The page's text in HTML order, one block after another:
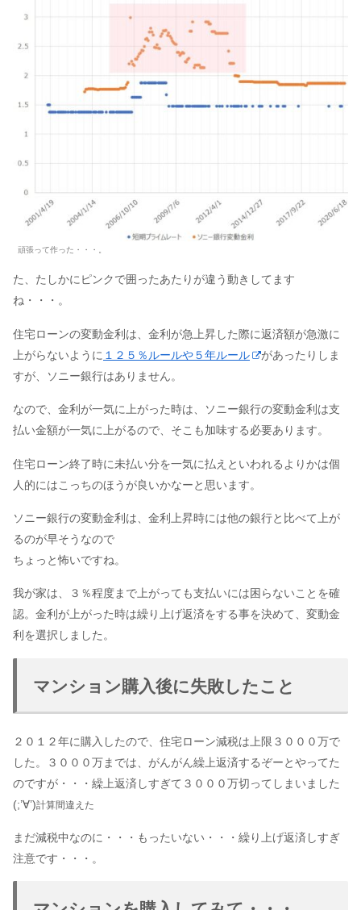
頑張って作った・・・。
た、たしかにピンクで囲ったあたりが違う動きしてます
ね・・・。
住宅ローンの変動金利は、金利が急上昇した際に返済額が急激に
上がらないように １２５％ルールや５年ルール
があったりしま
すが、ソニー銀行はありません。
なので、金利が一気に上がった時は、ソニー銀行の変動金利は支
払い金額が一気に上がるので、そこも加味する必要あります。
住宅ローン終了時に未払い分を一気に払えといわれるよりかは個
人的にはこっちのほうが良いかなーと思います。
ソニー銀行の変動金利は、金利上昇時には他の銀行と比べて上が
るのが早そうなので
ちょっと怖いですね。
我が家は、３％程度まで上がっても支払いには困らないことを確
認。金利が上がった時は繰り上げ返済をする事を決めて、変動金
利を選択しました。
マンション購入後に失敗したこと
２０１２年に購入したので、住宅ローン減税は上限３０００万で
した。３０００万までは、がんがん繰上返済するぞーとやってた
のですが・・・繰上返済しすぎて３０００万切ってしまいました
(;’∀’)計算間違えた
まだ減税中なのに・・・もったいない・・・繰り上げ返済しすぎ
注意です・・・。